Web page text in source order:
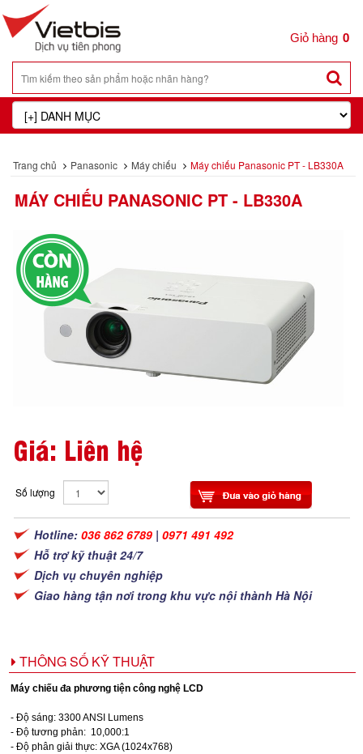
0
Trang chủ Panasonic Máy chiếu Máy chiếu Panasonic PT - LB330A
MÁY CHIẾU PANASONIC PT - LB330A
Giá: Liên hệ
Số lượng
Hotline: 036 862 6789 | 0971 491 492
Hỗ trợ kỹ thuật 24/7
Dịch vụ chuyên nghiệp
Giao hàng tận nơi trong khu vực nội thành Hà Nội
THÔNG SỐ KỸ THUẬT
Máy chiếu đa phương tiện công nghệ LCD
- Độ sáng: 3300 ANSI Lumens
- Độ tương phản: 10,000:1
- Độ phân giải thực: XGA (1024x768)